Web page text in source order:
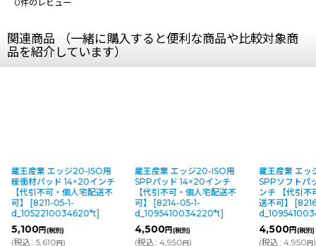
0件のレビュー
関連商品 （一緒に購入すると便利な商品や比較対象商
品を紹介しています）
蔵王産業 エッジ20-ISO用
緩衝材パッド 14×20インチ
【代引不可・個人宅配送不
可】
[8211-05-1-
d_1052210034620*t]
5,100円(税別)
(税込: 5,610円)
蔵王産業 エッジ20-ISO用
SPPパッド 14×20インチ
【代引不可・個人宅配送不
可】
[8214-05-1-
d_1095410034220*t]
4,500円(税別)
(税込: 4,950円)
蔵王産業 エ
SPPソフトパ
ンチ 【代引不
送不可】
[
4,500円(税別)
(税込: 4,950円)